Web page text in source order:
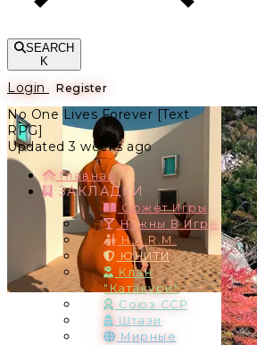
SEARCH
K
Login Register
No One Lives Forever [Text
RPG]
Updated 3 weeks ago
Главная
ЗАКЛАДКИ
Сюжет Игры
Нужны В Игре
H.A.R.M.
ЮНИТИ
Клан
"Катакури"
Союз ССР
Штази
Мирные